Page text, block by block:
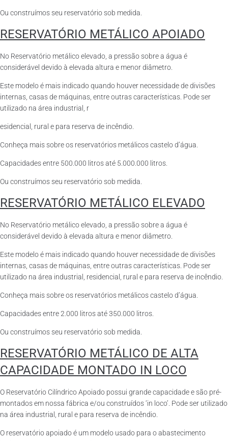
Ou construímos seu reservatório sob medida.
RESERVATÓRIO METÁLICO APOIADO
No Reservatório metálico elevado, a pressão sobre a água é
considerável devido à elevada altura e menor diâmetro.
Este modelo é mais indicado quando houver necessidade de divisões
internas, casas de máquinas, entre outras características. Pode ser
utilizado na área industrial, r
esidencial, rural e para reserva de incêndio.
Conheça mais sobre os reservatórios metálicos castelo d’água.
Capacidades entre 500.000 litros até 5.000.000 litros.
Ou construímos seu reservatório sob medida.
RESERVATÓRIO METÁLICO ELEVADO
No Reservatório metálico elevado, a pressão sobre a água é
considerável devido à elevada altura e menor diâmetro.
Este modelo é mais indicado quando houver necessidade de divisões
internas, casas de máquinas, entre outras características. Pode ser
utilizado na área industrial, residencial, rural e para reserva de incêndio.
Conheça mais sobre os reservatórios metálicos castelo d’água.
Capacidades entre 2.000 litros até 350.000 litros.
Ou construímos seu reservatório sob medida.
RESERVATÓRIO METÁLICO DE ALTA
CAPACIDADE MONTADO IN LOCO
O Reservatório Cilíndrico Apoiado possui grande capacidade e são pré-
montados em nossa fábrica e/ou construídos ‘in loco’. Pode ser utilizado
na área industrial, rural e para reserva de incêndio.
O reservatório apoiado é um modelo usado para o abastecimento